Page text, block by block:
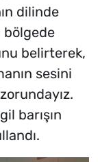
dilinde
bölgede
belirterek,
sesini
barışın